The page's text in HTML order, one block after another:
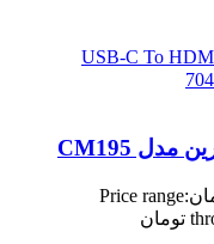
Price range: